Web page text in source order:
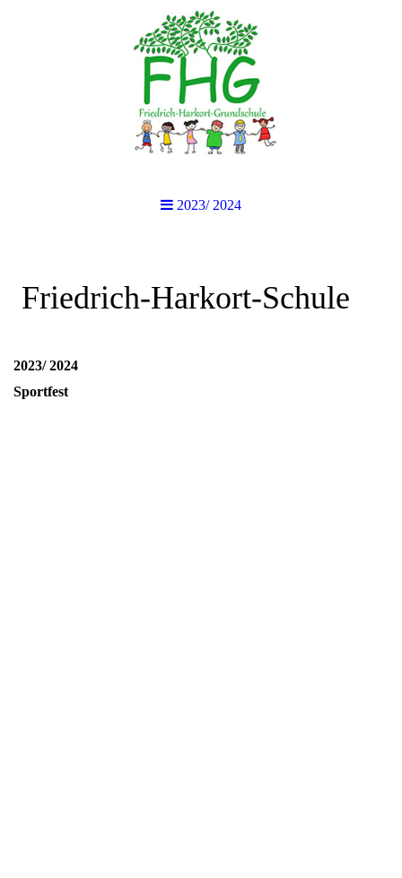
2023/ 2024
Friedrich-Harkort-Schule
2023/ 2024
Sportfest